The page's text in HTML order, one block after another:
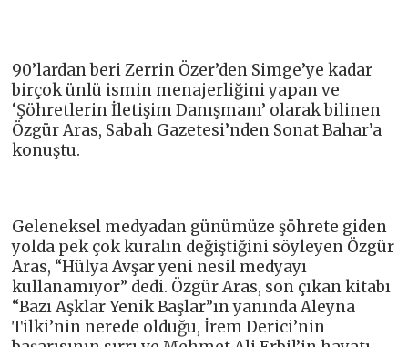
90’lardan beri Zerrin Özer’den Simge’ye kadar
birçok ünlü ismin menajerliğini yapan ve
‘Şöhretlerin İletişim Danışmanı’ olarak bilinen
Özgür Aras, Sabah Gazetesi’nden Sonat Bahar’a
konuştu.
Geleneksel medyadan günümüze şöhrete giden
yolda pek çok kuralın değiştiğini söyleyen Özgür
Aras, “Hülya Avşar yeni nesil medyayı
kullanamıyor” dedi. Özgür Aras, son çıkan kitabı
“Bazı Aşklar Yenik Başlar”ın yanında Aleyna
Tilki’nin nerede olduğu, İrem Derici’nin